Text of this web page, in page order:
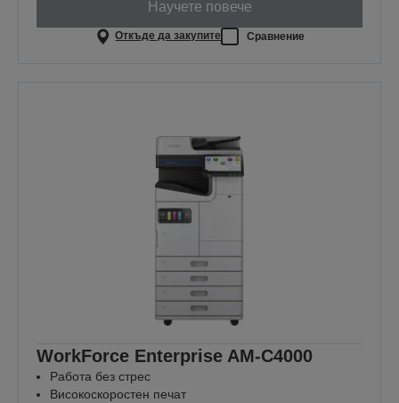
Научете повече
Откъде да закупите Сравнение
WorkForce Enterprise​ AM-C4000​
Работа без стрес
Високоскоростен печат